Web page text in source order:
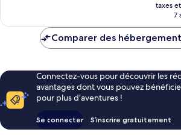
taxes
7
Comparer des
Connectez-vous pour découvrir les
avantages dont vous pouvez
pour plus d’aventures !
Se connecter S’inscrire gratuitement